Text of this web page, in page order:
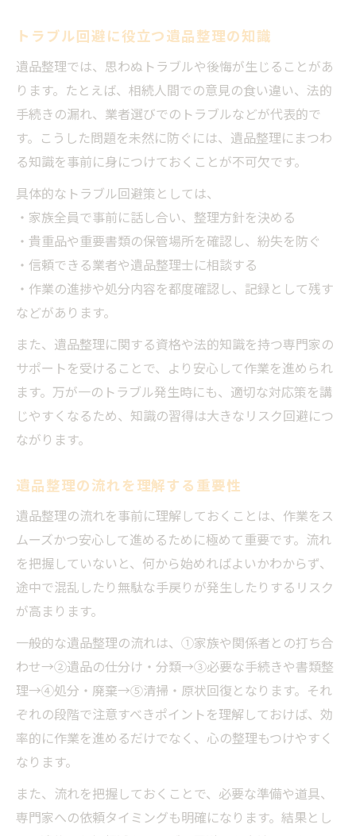
トラブル回避に役立つ遺品整理の知識
遺品整理では、思わぬトラブルや後悔が生じることがあ
ります。たとえば、相続人間での意見の食い違い、法的
手続きの漏れ、業者選びでのトラブルなどが代表的で
す。こうした問題を未然に防ぐには、遺品整理にまつわ
る知識を事前に身につけておくことが不可欠です。
具体的なトラブル回避策としては、
・家族全員で事前に話し合い、整理方針を決める
・貴重品や重要書類の保管場所を確認し、紛失を防ぐ
・信頼できる業者や遺品整理士に相談する
・作業の進捗や処分内容を都度確認し、記録として残す
などがあります。
また、遺品整理に関する資格や法的知識を持つ専門家の
サポートを受けることで、より安心して作業を進められ
ます。万が一のトラブル発生時にも、適切な対応策を講
じやすくなるため、知識の習得は大きなリスク回避につ
ながります。
遺品整理の流れを理解する重要性
遺品整理の流れを事前に理解しておくことは、作業をス
ムーズかつ安心して進めるために極めて重要です。流れ
を把握していないと、何から始めればよいかわからず、
途中で混乱したり無駄な手戻りが発生したりするリスク
が高まります。
一般的な遺品整理の流れは、①家族や関係者との打ち合
わせ→②遺品の仕分け・分類→③必要な手続きや書類整
理→④処分・廃棄→⑤清掃・原状回復となります。それ
ぞれの段階で注意すべきポイントを理解しておけば、効
率的に作業を進めるだけでなく、心の整理もつけやすく
なります。
また、流れを把握しておくことで、必要な準備や道具、
専門家への依頼タイミングも明確になります。結果とし